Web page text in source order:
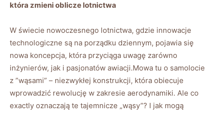
która zmieni oblicze lotnictwa
W świecie nowoczesnego lotnictwa, gdzie ⁤innowacje
technologiczne⁣ są na porządku dziennym, pojawia się
nowa koncepcja, która przyciąga uwagę zarówno ​
inżynierów, jak i pasjonatów awiacji.Mowa tu o samolocie
z ‍”wąsami” – niezwykłej konstrukcji, która obiecuje
wprowadzić rewolucję w zakresie aerodynamiki. Ale co
exactly oznaczają te tajemnicze „wąsy”? I jak mogą